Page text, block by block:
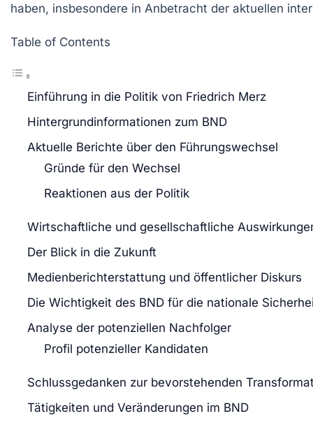
haben, insbesondere in Anbetracht der aktuellen
Table of Contents
Einführung in die Politik von Friedrich Merz
Hintergrundinformationen zum BND
Aktuelle Berichte über den Führungswechsel
Gründe für den Wechsel
Reaktionen aus der Politik
Wirtschaftliche und gesellschaftliche
Der Blick in die Zukunft
Medienberichterstattung und öffentlicher Diskurs
Die Wichtigkeit des BND für die nationale
Analyse der potenziellen Nachfolger
Profil potenzieller Kandidaten
Schlussgedanken zur bevorstehenden
Tätigkeiten und Veränderungen im BND